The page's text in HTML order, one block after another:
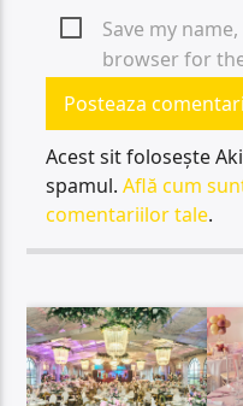
Save my
browser for
Acest sit folosește
spamul.Află cum
comentariilor tale.